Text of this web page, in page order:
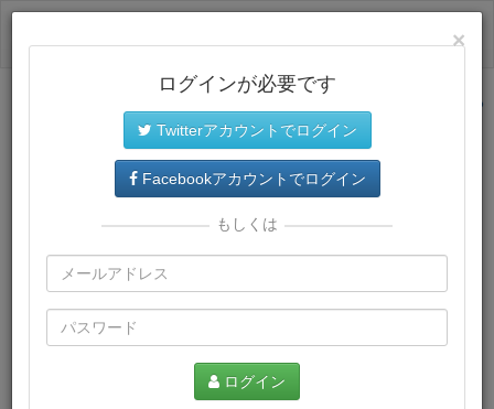
サイトトップに戻る
プレミアム会員では、教材がダウンロードでき、快適な動画
再生環境が提供されます。
×
ログインが必要です
Twitterアカウントでログイン
Facebookアカウントでログイン
もしくは
ログイン